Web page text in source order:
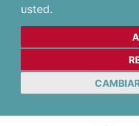
usted.